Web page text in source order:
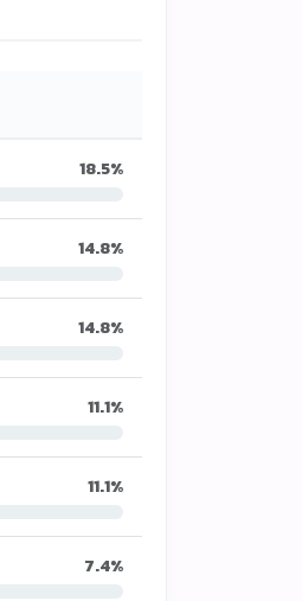
18.5%
14.8%
14.8%
11.1%
11.1%
7.4%